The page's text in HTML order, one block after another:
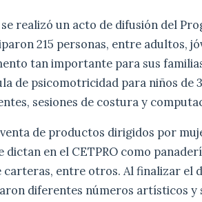
realizó un acto de difusión del
215 personas, entre adultos,
tan importante para sus
de psicomotricidad para niños de
sesiones de costura y
de productos dirigidos por
dictan en el CETPRO como
carteras, entre otros. Al finalizar el
diferentes números artísticos y